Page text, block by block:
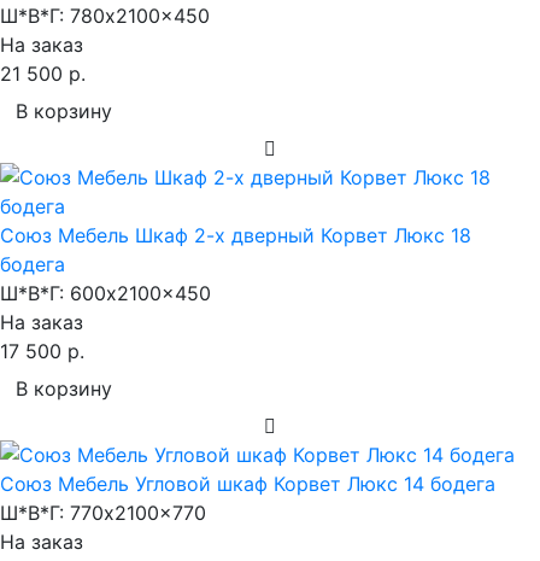
Ш*В*Г: 780x2100x450
На заказ
21 500 р.
В корзину
Союз Мебель Шкаф 2-х дверный Корвет Люкс 18
бодега
Ш*В*Г: 600x2100x450
На заказ
17 500 р.
В корзину
Союз Мебель Угловой шкаф Корвет Люкс 14 бодега
Ш*В*Г: 770x2100x770
На заказ